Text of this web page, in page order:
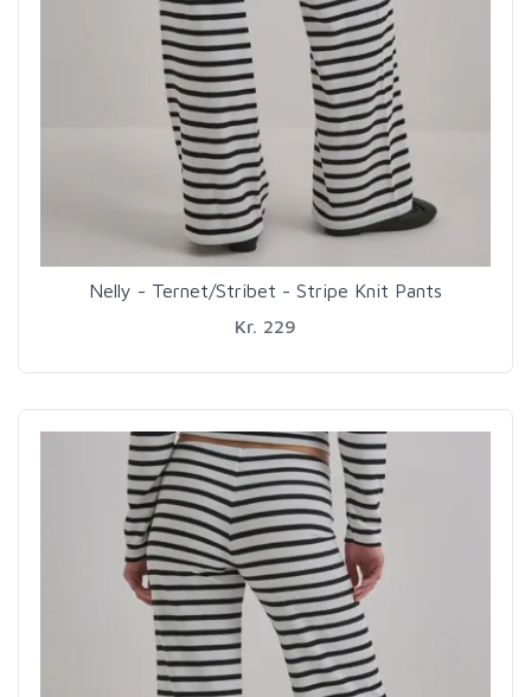
Nelly - Ternet/Stribet - Stripe Knit Pants
Kr. 229